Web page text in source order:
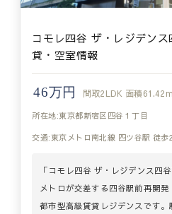
コモレ四谷 ザ・レジデン
貸・空室情報
46万円 間取2LDK 面積
所在地:東京都新宿区四谷１丁目
交通:東京メトロ南北線 四ツ谷駅 徒歩
「コモレ四谷 ザ・レジデンス四
メトロが交差する四谷駅前再開
都市型高級賃貸レジデンスです